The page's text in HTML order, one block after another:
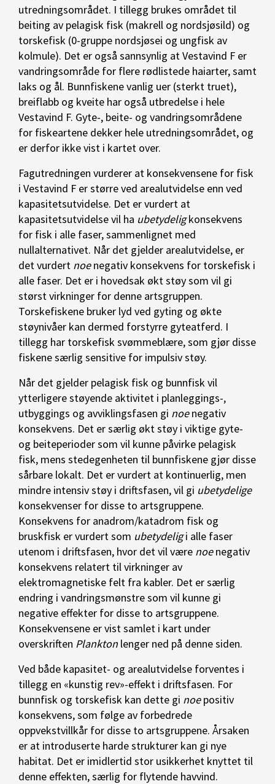
utredningsområdet. I tillegg brukes området til
beiting av pelagisk fisk (makrell og nordsjøsild) og
torskefisk (0-gruppe nordsjøsei og ungfisk av
kolmule). Det er også sannsynlig at Vestavind F er
vandringsområde for flere rødlistede haiarter, samt
laks og ål. Bunnfiskene vanlig uer (sterkt truet),
breiflabb og kveite har også utbredelse i hele
Vestavind F. Gyte-, beite- og vandringsområdene
for fiskeartene dekker hele utredningsområdet, og
er derfor ikke vist i kartet over.
Fagutredningen vurderer at konsekvensene for fisk
i Vestavind F er større ved arealutvidelse enn ved
kapasitetsutvidelse. Det er vurdert at
kapasitetsutvidelse vil ha ubetydeligkonsekvens
for fisk i alle faser, sammenlignet med
nullalternativet. Når det gjelder arealutvidelse, er
det vurdert noenegativ konsekvens for torskefisk i
alle faser. Det er i hovedsak økt støy som vil gi
størst virkninger for denne artsgruppen.
Torskefiskene bruker lyd ved gyting og økte
støynivåer kan dermed forstyrre gyteatferd. I
tillegg har torskefisk svømmeblære, som gjør disse
fiskene særlig sensitive for impulsiv støy.
Når det gjelder pelagisk fisk og bunnfisk vil
ytterligere støyende aktivitet i planleggings-,
utbyggings og avviklingsfasen gi noenegativ
konsekvens. Det er særlig økt støy i viktige gyte-
og beiteperioder som vil kunne påvirke pelagisk
fisk, mens stedegenheten til bunnfiskene gjør disse
sårbare lokalt. Det er vurdert at kontinuerlig, men
mindre intensiv støy i driftsfasen, vil gi ubetydelige
konsekvenser for disse to artsgruppene.
Konsekvens for anadrom/katadrom fisk og
bruskfisk er vurdert som ubetydeligi alle faser
utenom i driftsfasen, hvor det vil være noenegativ
konsekvens relatert til virkninger av
elektromagnetiske felt fra kabler. Det er særlig
endring i vandringsmønstre som vil kunne gi
negative effekter for disse to artsgruppene.
Konsekvensene er vist samlet i kart under
overskriften Plankton lenger ned på denne siden.
Ved både kapasitet- og arealutvidelse forventes i
tillegg en «kunstig rev»-effekt i driftsfasen. For
bunnfisk og torskefisk kan dette gi noepositiv
konsekvens, som følge av forbedrede
oppvekstvillkår for disse to artsgruppene. Årsaken
er at introduserte harde strukturer kan gi nye
habitat. Det er imidlertid stor usikkerhet knyttet til
denne effekten, særlig for flytende havvind.